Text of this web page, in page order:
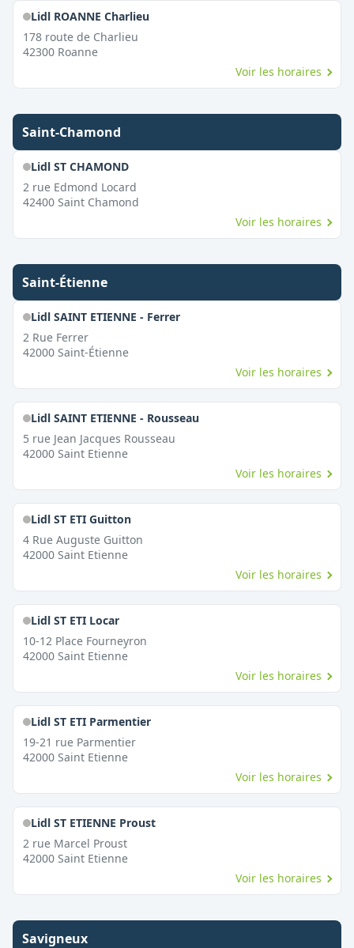
Lidl ROANNE Charlieu
178 route de Charlieu
42300 Roanne
Voir les horaires
Saint-Chamond
Lidl ST CHAMOND
2 rue Edmond Locard
42400 Saint Chamond
Voir les horaires
Saint-Étienne
Lidl SAINT ETIENNE - Ferrer
2 Rue Ferrer
42000 Saint-Étienne
Voir les horaires
Lidl SAINT ETIENNE - Rousseau
5 rue Jean Jacques Rousseau
42000 Saint Etienne
Voir les horaires
Lidl ST ETI Guitton
4 Rue Auguste Guitton
42000 Saint Etienne
Voir les horaires
Lidl ST ETI Locar
10-12 Place Fourneyron
42000 Saint Etienne
Voir les horaires
Lidl ST ETI Parmentier
19-21 rue Parmentier
42000 Saint Etienne
Voir les horaires
Lidl ST ETIENNE Proust
2 rue Marcel Proust
42000 Saint Etienne
Voir les horaires
Savigneux